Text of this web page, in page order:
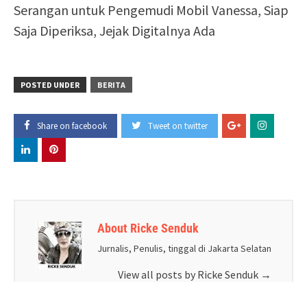
Serangan untuk Pengemudi Mobil Vanessa, Siap
Saja Diperiksa, Jejak Digitalnya Ada
POSTED UNDER BERITA
Share on facebook Tweet on twitter
About Ricke Senduk
Jurnalis, Penulis, tinggal di Jakarta Selatan
View all posts by Ricke Senduk →